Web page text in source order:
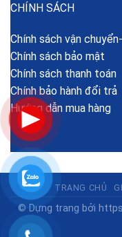
CHÍNH SÁCH
Chính sách vận
Chính sách bảo mật
Chính sách thanh toán
Chính bảo hành đổi trả
Hướng dẫn mua hàng
TRANG CHỦ
© Dựng trang bởi